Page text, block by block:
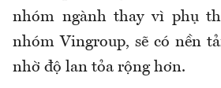
nhóm ngành thay vì phụ
nhóm Vingroup, sẽ có nền
nhờ độ lan tỏa rộng hơn.